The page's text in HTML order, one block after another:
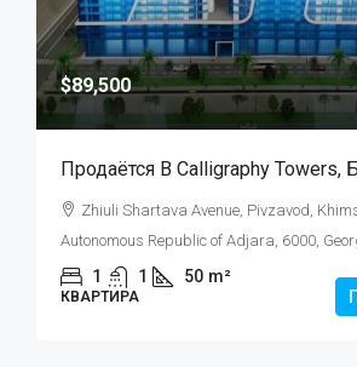
$89,500
Продаётся В Calligraphy Towers,
Zhiuli Shartava Avenue, Pivzavod,
Autonomous Republic of Adjara, 6000,
1 1 50 m²
КВАРТИРА